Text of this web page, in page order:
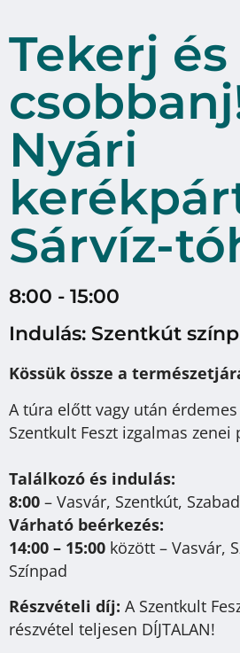
Tekerj és
Nyári
Sárvíz-
8:00 - 15:00
Indulás: Szentkút
Kössük össze a
A túra előtt vagy után
Szentkult Feszt izgalmas
Találkozó és indulás:
8:00 – Vasvár, Szentkút,
Várható beérkezés:
14:00 – 15:00 között – Vasvár,
Színpad
Részvételi díj: A Szentkult
részvétel teljesen DÍJTALAN!